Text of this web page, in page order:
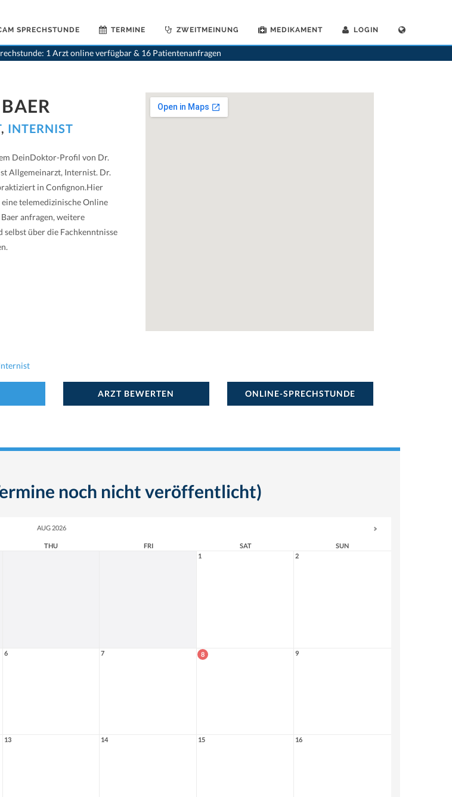
SPRECHSTUNDE TERMINE ZWEITMEINUNG MEDIKAMENT LOGIN
1 Arzt online verfügbar & 16 Patientenanfragen
>Allgemeinaerzte>Confignon>Dr. Sylvia Baer>Termin mit Dr. Sylvia Baer
, INTERNIST
DeinDoktor-Profil von Dr.
Allgemeinarzt, Internist. Dr.
in Confignon.Hier
telemedizinische Online
anfragen, weitere
über die Fachkenntnisse
ARZT BEWERTEN ONLINE-SPRECHSTUNDE
noch nicht veröffentlicht)
AUG 2026
THU FRI SAT
SUN
1
2
6 7 8 9
13 14 15 16